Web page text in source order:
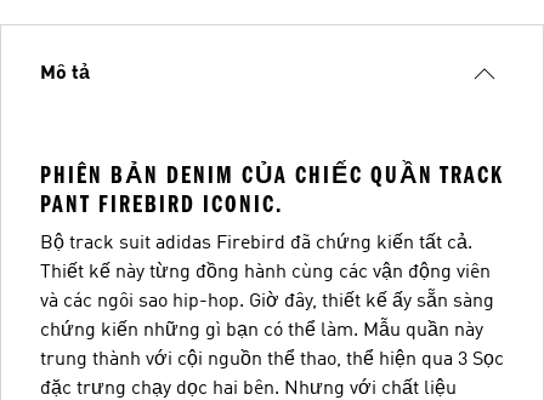
Mô tả
PHIÊN BẢN DENIM CỦA CHIẾC QUẦN TRACK
PANT FIREBIRD ICONIC.
Bộ track suit adidas Firebird đã chứng kiến tất cả.
Thiết kế này từng đồng hành cùng các vận động viên
và các ngôi sao hip-hop. Giờ đây, thiết kế ấy sẵn sàng
chứng kiến những gì bạn có thể làm. Mẫu quần này
trung thành với cội nguồn thể thao, thể hiện qua 3 Sọc
đặc trưng chạy dọc hai bên. Nhưng với chất liệu